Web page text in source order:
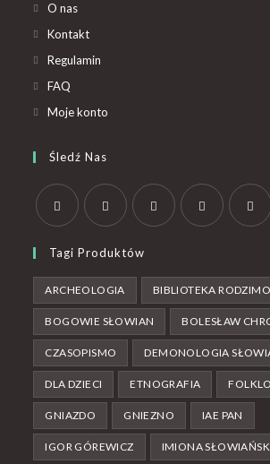
O nas
Kontakt
Regulamin
FAQ
Moje konto
Śledź Nas
Tagi Produktów
ARCHEOLOGIA BIBLIOTEKA
BOGOWIE SŁOWIAN BOLESŁAW
CZASOPISMO DEMONOLOGIA
DLA DZIECI ETNOGRAFIA
GNIAZDO GNIEZNO IAE PAN
IGOR GÓREWICZ IMIONA